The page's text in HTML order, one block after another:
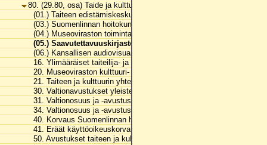
80. (29.80, osa) Taide ja kulttuuri
(01.) Taiteen edistämiskeskuksen toimintamenot
(03.) Suomenlinnan hoitokunnan toimintamenot
(04.) Museoviraston toimintamenot
(05.) Saavutettavuuskirjasto Celian toimintamenot
(06.) Kansallisen audiovisuaalisen instituutin toimintamenot
16. Ylimääräiset taiteilija- ja sanomalehtimieseläkkeet
20. Museoviraston kulttuuri- ja nähtävyyskohteiden
21. Taiteen ja kulttuurin yhteiset menot
30. Valtionavustukset yleisten kirjastojen toimintaan
31. Valtionosuus ja -avustus esittävän taiteen ja museoiden
34. Valtionosuus ja -avustus taiteen perusopetuksen
40. Korvaus Suomenlinnan huoltoliikenteen käyttötappioon
41. Eräät käyttöoikeuskorvaukset
50. Avustukset taiteen ja kulttuurin edistämiseen